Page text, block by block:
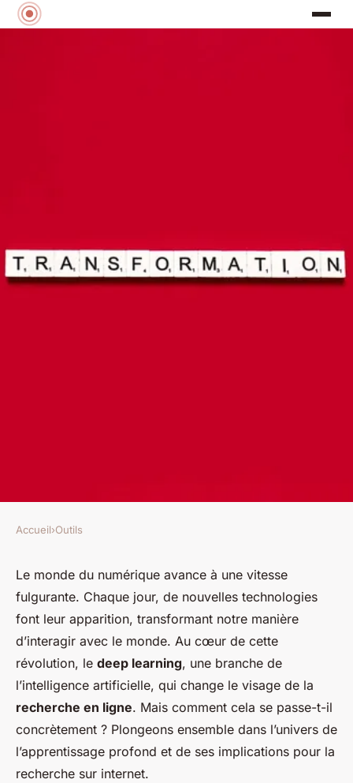
Comment le deep learning
change-t-il le paysage de la
recherche en ligne ?
marthe•3 janvier 2024•7 min de lecture
Accueil›Outils
Le monde du numérique avance à une vitesse
fulgurante. Chaque jour, de nouvelles technologies
font leur apparition, transformant notre manière
d’interagir avec le monde. Au cœur de cette
révolution, le deep learning, une branche de
l’intelligence artificielle, qui change le visage de la
recherche en ligne. Mais comment cela se passe-t-il
concrètement ? Plongeons ensemble dans l’univers de
l’apprentissage profond et de ses implications pour la
recherche sur internet.